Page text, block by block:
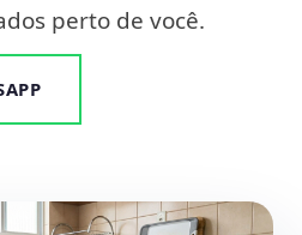
perto de você.